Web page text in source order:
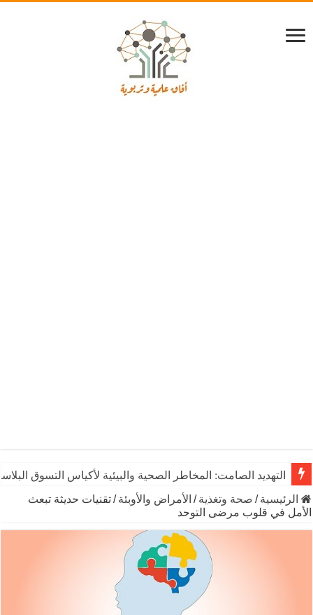
التهديد الصامت: المخاطر الصحية والبيئية لأكياس التسوق
الرئيسية / صحة وتغذية / الأمراض والأوبئة /تقنيات حديثة تبعث
الأمل في قلوب مرضى التوحد